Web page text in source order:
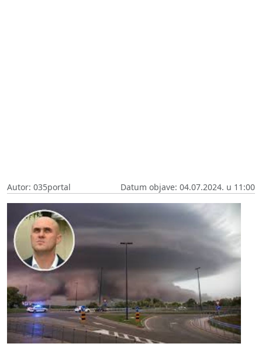
Autor: 035portal Datum objave: 04.07.2024. u 11:00